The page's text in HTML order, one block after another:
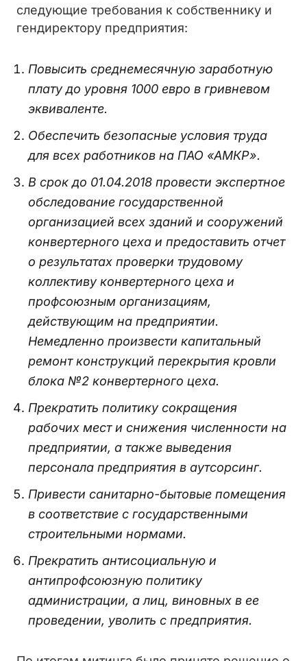
следующие требования к собственнику и
гендиректору предприятия:
Повысить среднемесячную заработную
плату до уровня 1000 евро в гривневом
эквиваленте.
Обеспечить безопасные условия труда
для всех работников на ПАО «АМКР».
В срок до 01.04.2018 провести экспертное
обследование государственной
организацией всех зданий и сооружений
конвертерного цеха и предоставить отчет
о результатах проверки трудовому
коллективу конвертерного цеха и
профсоюзным организациям,
действующим на предприятии.
Немедленно произвести капитальный
ремонт конструкций перекрытия кровли
блока №2 конвертерного цеха.
Прекратить политику сокращения
рабочих мест и снижения численности на
предприятии, а также выведения
персонала предприятия в аутсорсинг.
Привести санитарно-бытовые помещения
в соответствие с государственными
строительными нормами.
Прекратить антисоциальную и
антипрофсоюзную политику
администрации, а лиц, виновных в ее
проведении, уволить с предприятия.